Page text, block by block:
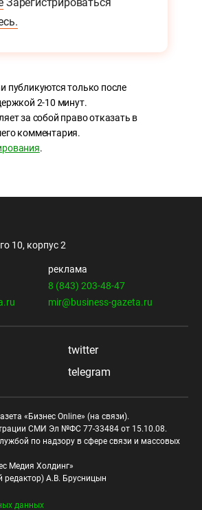
публикуются только после
2-10 минут.
за собой право отказать в
комментария.
.
10, корпус 2
реклама
8 (843) 203-48-47
mir@business-gazeta.ru
twitter
telegram
«Бизнес Online» (на связи).
СМИ Эл №ФС 77-33484 от 15.10.08.
по надзору в сфере связи и массовых
Медия Холдинг»
редактор) А.В. Брусницын
данных